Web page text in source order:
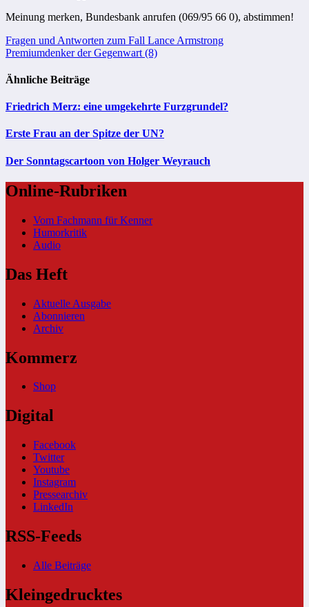
Meinung merken, Bundesbank anrufen (069/95 66 0), abstimmen!
Beitragsnavigation
Fragen und Antworten zum Fall Lance Armstrong
Premiumdenker der Gegenwart (8)
Ähnliche Beiträge
Friedrich Merz: eine umgekehrte Furzgrundel?
Erste Frau an der Spitze der UN?
Der Sonntagscartoon von Holger Weyrauch
Online-Rubriken
Vom Fachmann für Kenner
Humorkritik
Audio
Das Heft
Aktuelle Ausgabe
Abonnieren
Archiv
Kommerz
Shop
Digital
Facebook
Twitter
Youtube
Instagram
Pressearchiv
LinkedIn
RSS-Feeds
Alle Beiträge
Kleingedrucktes